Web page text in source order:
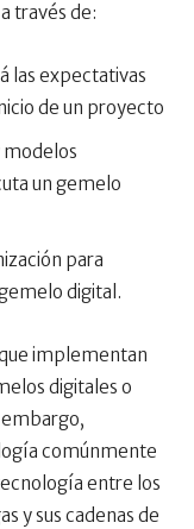
través de:
las expectativas
de un proyecto
modelos
un gemelo
para
digital.
implementan
digitales o
comúnmente
entre los
y sus cadenas de